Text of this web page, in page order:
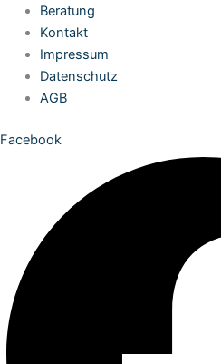
Zum
Inhalt
springen
Beratung
Kontakt
Impressum
Datenschutz
AGB
Facebook